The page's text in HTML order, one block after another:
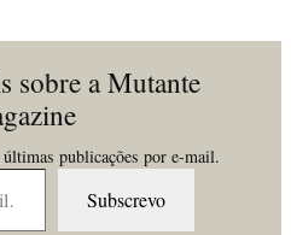
sobre a Mutante
últimas publicações por e-mail.
Subscrevo